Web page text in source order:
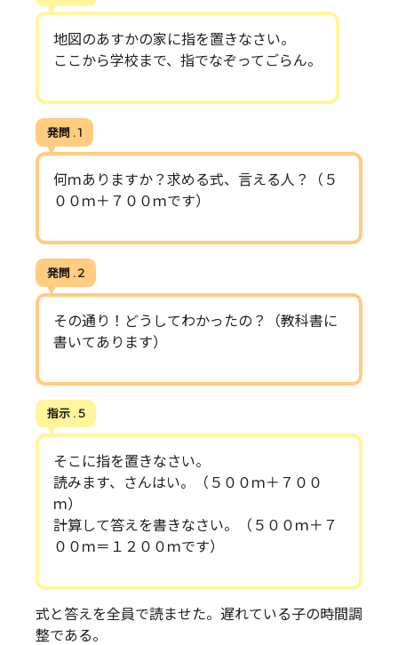
地図のあすかの家に指を置きなさい。
ここから学校まで、指でなぞってごらん。
発問 . 1
何ｍありますか？求める式、言える人？（５
００ｍ＋７００ｍです）
発問 . 2
その通り！どうしてわかったの？（教科書に
書いてあります）
指示 . 5
そこに指を置きなさい。
読みます、さんはい。（５００ｍ＋７００
ｍ）
計算して答えを書きなさい。（５００ｍ＋７
００ｍ＝１２００ｍです）
式と答えを全員で読ませた。遅れている子の時間調
整である。